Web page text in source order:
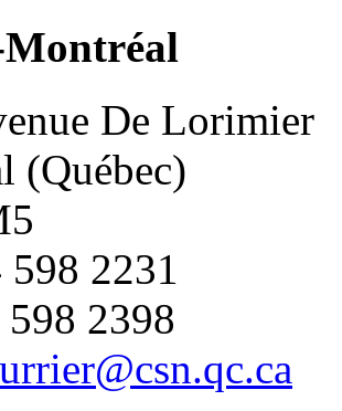
De Lorimier
(Québec)
2231
2398